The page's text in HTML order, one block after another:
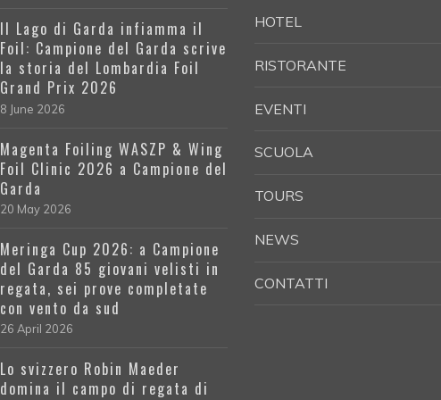
Il Lago di Garda infiamma il
Foil: Campione del Garda scrive
la storia del Lombardia Foil
Grand Prix 2026
8 June 2026
Magenta Foiling WASZP & Wing
Foil Clinic 2026 a Campione del
Garda
20 May 2026
Meringa Cup 2026: a Campione
del Garda 85 giovani velisti in
regata, sei prove completate
con vento da sud
26 April 2026
Lo svizzero Robin Maeder
domina il campo di regata di
HOTEL
RISTORANTE
EVENTI
SCUOLA
TOURS
NEWS
CONTATTI